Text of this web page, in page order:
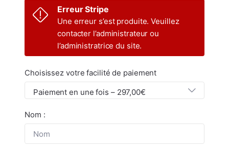
Erreur Stripe
Une erreur s’est produite. Veuillez
contacter l’administrateur ou
l’administratrice du site.
Choisissez votre facilité de paiement
Paiement en une fois – 297,00€
Nom :